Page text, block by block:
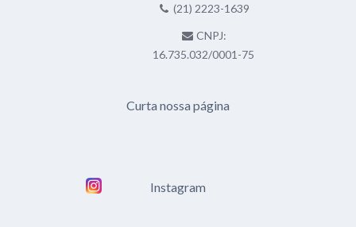
(21) 2223-1639
CNPJ:
16.735.032/0001-75
Curta nossa página
Instagram